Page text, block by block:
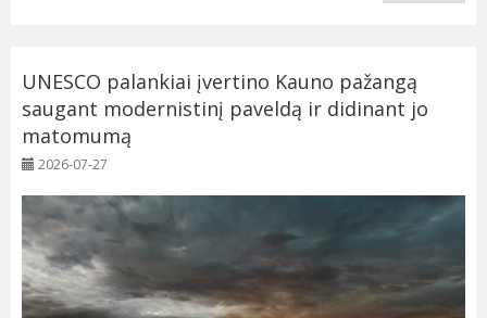
UNESCO palankiai įvertino Kauno pažangą
saugant modernistinį paveldą ir didinant jo
matomumą
2026-07-27